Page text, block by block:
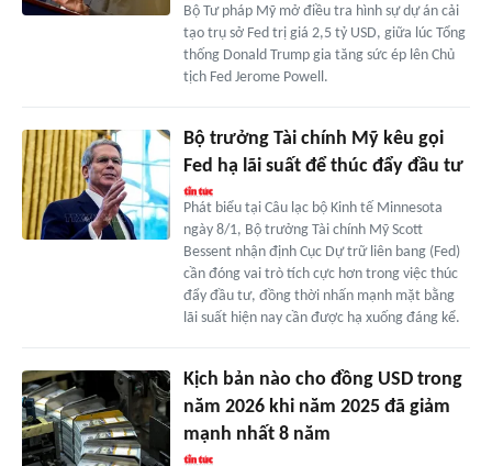
Bộ Tư pháp Mỹ mở điều tra hình sự dự án cải
tạo trụ sở Fed trị giá 2,5 tỷ USD, giữa lúc Tổng
thống Donald Trump gia tăng sức ép lên Chủ
tịch Fed Jerome Powell.
Bộ trưởng Tài chính Mỹ kêu gọi
Fed hạ lãi suất để thúc đẩy đầu tư
Phát biểu tại Câu lạc bộ Kinh tế Minnesota
ngày 8/1, Bộ trưởng Tài chính Mỹ Scott
Bessent nhận định Cục Dự trữ liên bang (Fed)
cần đóng vai trò tích cực hơn trong việc thúc
đẩy đầu tư, đồng thời nhấn mạnh mặt bằng
lãi suất hiện nay cần được hạ xuống đáng kể.
Kịch bản nào cho đồng USD trong
năm 2026 khi năm 2025 đã giảm
mạnh nhất 8 năm